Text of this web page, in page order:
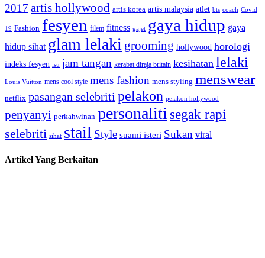
2017 artis hollywood artis korea artis malaysia atlet bts coach Covid
19 Fashion fesyen filem fitness gajet gaya hidup gaya
hidup sihat glam lelaki grooming hollywood horologi
indeks fesyen isu jam tangan kerabat diraja britain kesihatan lelaki
Louis Vuitton mens cool style mens fashion mens styling menswear
netflix pasangan selebriti pelakon pelakon hollywood
penyanyi perkahwinan personaliti segak rapi
selebriti sihat stail Style suami isteri Sukan viral
Artikel Yang Berkaitan